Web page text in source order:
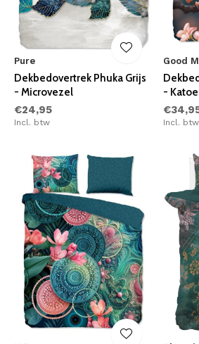
Pure
Dekbedovertrek Phuka Grijs
- Microvezel
€24,95
Incl. btw
Good
-
Incl. btw